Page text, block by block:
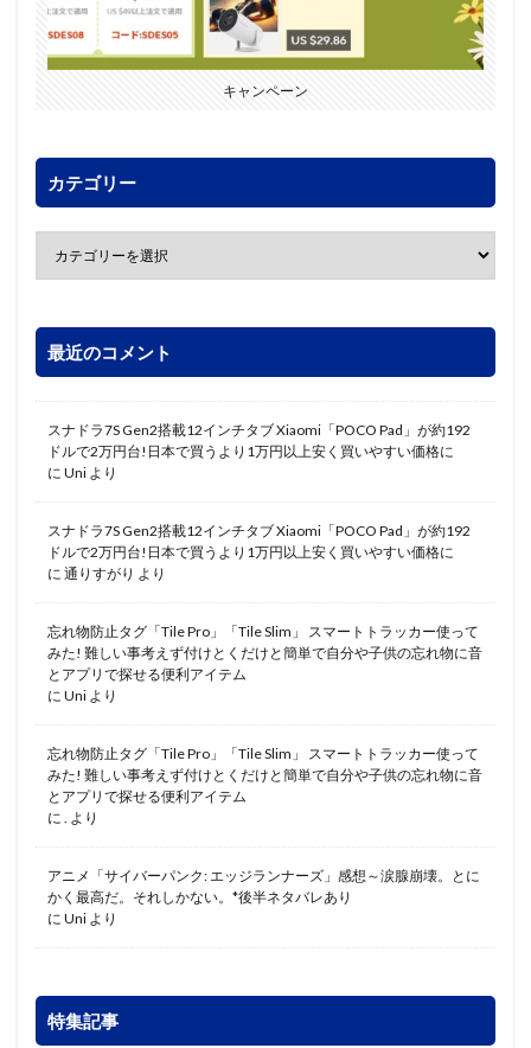
キャンペーン
カテゴリー
最近のコメント
スナドラ7S Gen2搭載12インチタブ Xiaomi「POCO Pad」が約192
ドルで2万円台!日本で買うより1万円以上安く買いやすい価格に
に Uni より
スナドラ7S Gen2搭載12インチタブ Xiaomi「POCO Pad」が約192
ドルで2万円台!日本で買うより1万円以上安く買いやすい価格に
に 通りすがり より
忘れ物防止タグ「Tile Pro」「Tile Slim」 スマートトラッカー使って
みた! 難しい事考えず付けとくだけと簡単で自分や子供の忘れ物に音
とアプリで探せる便利アイテム
に Uni より
忘れ物防止タグ「Tile Pro」「Tile Slim」 スマートトラッカー使って
みた! 難しい事考えず付けとくだけと簡単で自分や子供の忘れ物に音
とアプリで探せる便利アイテム
に
より
アニメ「サイバーパンク: エッジランナーズ」感想～涙腺崩壊。とに
かく最高だ。それしかない。*後半ネタバレあり
に Uni より
特集記事